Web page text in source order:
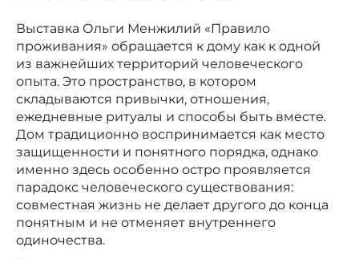
Выставка Ольги Менжилий «Правило
проживания» обращается к дому как к одной
из важнейших территорий человеческого
опыта. Это пространство, в котором
складываются привычки, отношения,
ежедневные ритуалы и способы быть вместе.
Дом традиционно воспринимается как место
защищенности и понятного порядка, однако
именно здесь особенно остро проявляется
парадокс человеческого существования:
совместная жизнь не делает другого до конца
понятным и не отменяет внутреннего
одиночества.